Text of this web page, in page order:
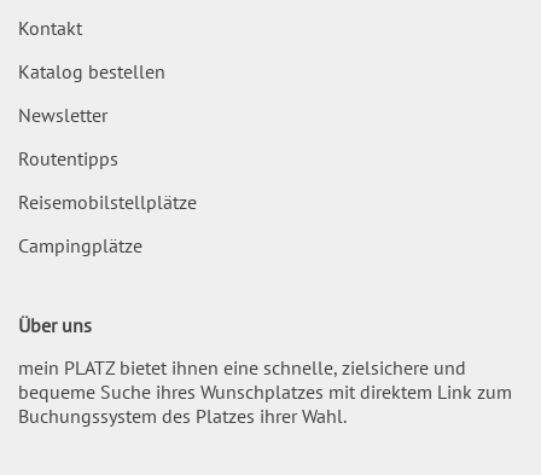
Kontakt
Katalog bestellen
Newsletter
Routentipps
Reisemobilstellplätze
Campingplätze
Über uns
mein PLATZ bietet ihnen eine schnelle, zielsichere und
bequeme Suche ihres Wunschplatzes mit direktem Link zum
Buchungssystem des Platzes ihrer Wahl.